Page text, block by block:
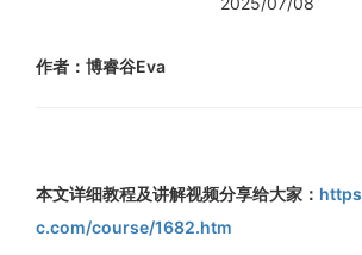
作者：博睿谷Eva
本文详细教程及讲解视频分享给大家：
c.com/course/1682.htm